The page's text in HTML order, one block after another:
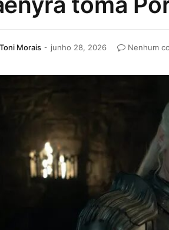
Toni Morais junho 28, 2026 Nenhum